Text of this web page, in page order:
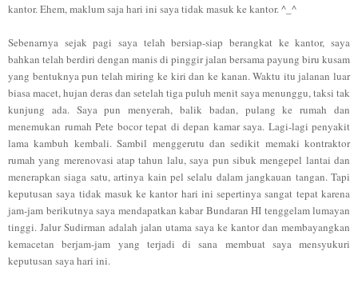
kantor. Ehem, maklum saja hari ini saya tidak masuk ke kantor. ^_^
Sebenarnya sejak pagi saya telah bersiap-siap berangkat ke kantor, saya
bahkan telah berdiri dengan manis di pinggir jalan bersama payung biru kusam
yang bentuknyapun telahmiring ke kiri dan ke kanan.Waktu itu jalanan luar
biasa macet, hujan deras dan setelah tiga puluh menit saya menunggu, taksi tak
kunjung ada. Saya pun menyerah, balik badan, pulang ke rumah dan
menemukan rumah Pete bocortepat di depan kamar saya. Lagi-lagi penyakit
lama kambuh kembali. Sambil menggerutu dan sedikit memaki kontraktor
rumah yang merenovasi ataptahun lalu, saya pun sibuk mengepel lantai dan
menerapkan siaga satu, artinya kain pel selalu dalam jangkauan tangan. Tapi
keputusan saya tidak masuk ke kantor hari ini sepertinyasangat tepat karena
jam-jam berikutnya saya mendapatkan kabarBundaran HI tenggelam lumayan
tinggi. Jalur Sudirman adalah jalan utama saya ke kantordan membayangkan
kemacetan berjam-jam yang terjadi disana membuat saya mensyukuri
keputusan saya hari ini.